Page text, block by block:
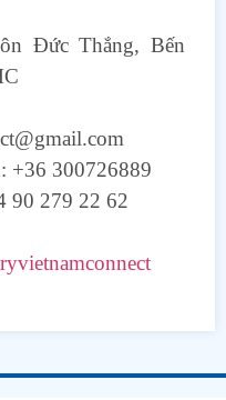
Đức Thắng, Bến
+36 300726889
90 279 22 62